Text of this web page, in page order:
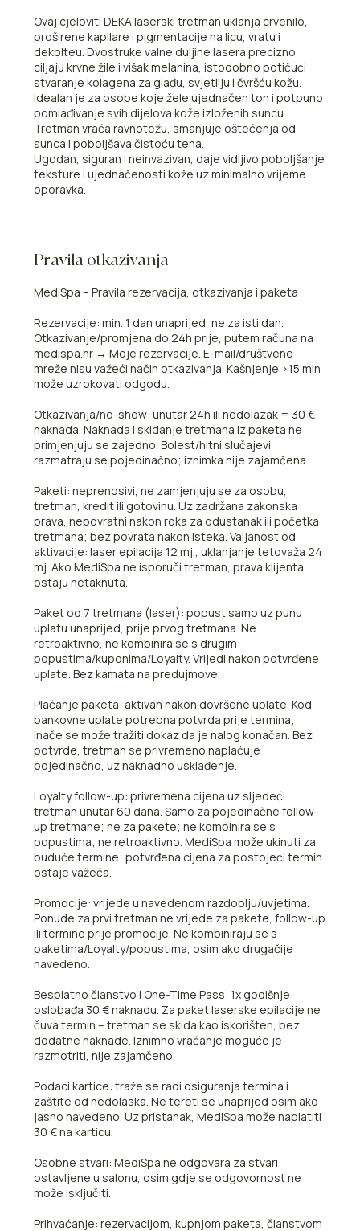
Ovaj cjeloviti DEKA laserski tretman uklanja crvenilo,
proširene kapilare i pigmentacije na licu, vratu i
dekolteu. Dvostruke valne duljine lasera precizno
ciljaju krvne žile i višak melanina, istodobno potičući
stvaranje kolagena za glađu, svjetliju i čvršću kožu.
Idealan je za osobe koje žele ujednačen ton i potpuno
pomlađivanje svih dijelova kože izloženih suncu.
Tretman vraća ravnotežu, smanjuje oštećenja od
sunca i poboljšava čistoću tena.
Ugodan, siguran i neinvazivan, daje vidljivo poboljšanje
teksture i ujednačenosti kože uz minimalno vrijeme
oporavka.
Pravila otkazivanja
MediSpa – Pravila rezervacija, otkazivanja i paketa
Rezervacije: min. 1 dan unaprijed, ne za isti dan.
Otkazivanje/promjena do 24h prije, putem računa na
medispa.hr → Moje rezervacije. E-mail/društvene
mreže nisu važeći način otkazivanja. Kašnjenje >15 min
može uzrokovati odgodu.
Otkazivanja/no-show: unutar 24h ili nedolazak = 30 €
naknada. Naknada i skidanje tretmana iz paketa ne
primjenjuju se zajedno. Bolest/hitni slučajevi
razmatraju se pojedinačno; iznimka nije zajamčena.
Paketi: neprenosivi, ne zamjenjuju se za osobu,
tretman, kredit ili gotovinu. Uz zadržana zakonska
prava, nepovratni nakon roka za odustanak ili početka
tretmana; bez povrata nakon isteka. Valjanost od
aktivacije: laser epilacija 12 mj., uklanjanje tetovaža 24
mj. Ako MediSpa ne isporuči tretman, prava klijenta
ostaju netaknuta.
Paket od 7 tretmana (laser): popust samo uz punu
uplatu unaprijed, prije prvog tretmana. Ne
retroaktivno, ne kombinira se s drugim
popustima/kuponima/Loyalty. Vrijedi nakon potvrđene
uplate. Bez kamata na predujmove.
Plaćanje paketa: aktivan nakon dovršene uplate. Kod
bankovne uplate potrebna potvrda prije termina;
inače se može tražiti dokaz da je nalog konačan. Bez
potvrde, tretman se privremeno naplaćuje
pojedinačno, uz naknadno usklađenje.
Loyalty follow-up: privremena cijena uz sljedeći
tretman unutar 60 dana. Samo za pojedinačne follow-
up tretmane; ne za pakete; ne kombinira se s
popustima; ne retroaktivno. MediSpa može ukinuti za
buduće termine; potvrđena cijena za postojeći termin
ostaje važeća.
Promocije: vrijede u navedenom razdoblju/uvjetima.
Ponude za prvi tretman ne vrijede za pakete, follow-up
ili termine prije promocije. Ne kombiniraju se s
paketima/Loyalty/popustima, osim ako drugačije
navedeno.
Besplatno članstvo i One-Time Pass: 1x godišnje
oslobađa 30 € naknadu. Za paket laserske epilacije ne
čuva termin – tretman se skida kao iskorišten, bez
dodatne naknade. Iznimno vraćanje moguće je
razmotriti, nije zajamčeno.
Podaci kartice: traže se radi osiguranja termina i
zaštite od nedolaska. Ne tereti se unaprijed osim ako
jasno navedeno. Uz pristanak, MediSpa može naplatiti
30 € na karticu.
Osobne stvari: MediSpa ne odgovara za stvari
ostavljene u salonu, osim gdje se odgovornost ne
može isključiti.
Prihvaćanje: rezervacijom, kupnjom paketa, članstvom